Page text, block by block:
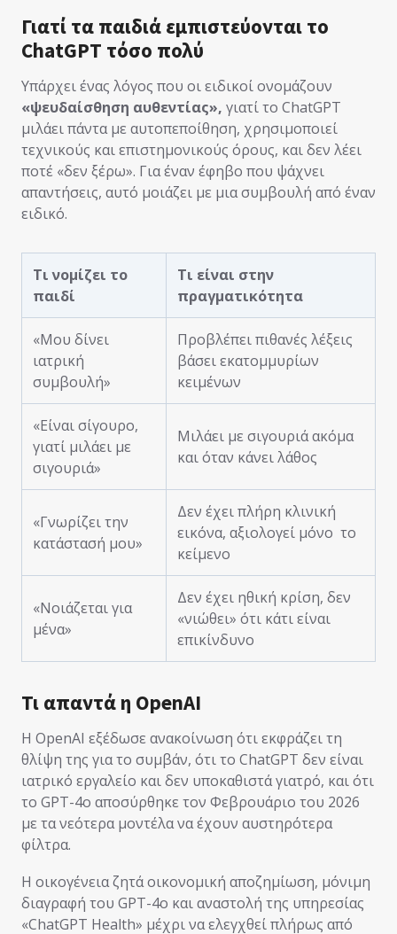
Γιατί τα παιδιά εμπιστεύονται το
ChatGPT τόσο πολύ
Υπάρχει ένας λόγος που οι ειδικοί ονομάζουν
«ψευδαίσθηση αυθεντίας», γιατί το ChatGPT
μιλάει πάντα με αυτοπεποίθηση, χρησιμοποιεί
τεχνικούς και επιστημονικούς όρους, και δεν λέει
ποτέ «δεν ξέρω». Για έναν έφηβο που ψάχνει
απαντήσεις, αυτό μοιάζει με μια συμβουλή από έναν
ειδικό.
Τι νομίζει το
παιδί
Τι είναι στην
πραγματικότητα
«Μου δίνει
ιατρική
συμβουλή»
Προβλέπει πιθανές λέξεις
βάσει εκατομμυρίων
κειμένων
«Είναι σίγουρο,
γιατί μιλάει με
σιγουριά»
Μιλάει με σιγουριά ακόμα
και όταν κάνει λάθος
«Γνωρίζει την
κατάστασή μου»
Δεν έχει πλήρη κλινική
εικόνα, αξιολογεί μόνο το
κείμενο
«Νοιάζεται για
μένα»
Δεν έχει ηθική κρίση, δεν
«νιώθει» ότι κάτι είναι
επικίνδυνο
Τι απαντά η OpenAI
Η OpenAI εξέδωσε ανακοίνωση ότι εκφράζει τη
θλίψη της για το συμβάν, ότι το ChatGPT δεν είναι
ιατρικό εργαλείο και δεν υποκαθιστά γιατρό, και ότι
το GPT-4o αποσύρθηκε τον Φεβρουάριο του 2026
με τα νεότερα μοντέλα να έχουν αυστηρότερα
φίλτρα.
Η οικογένεια ζητά οικονομική αποζημίωση, μόνιμη
διαγραφή του GPT-4o και αναστολή της υπηρεσίας
«ChatGPT Health» μέχρι να ελεγχθεί πλήρως από